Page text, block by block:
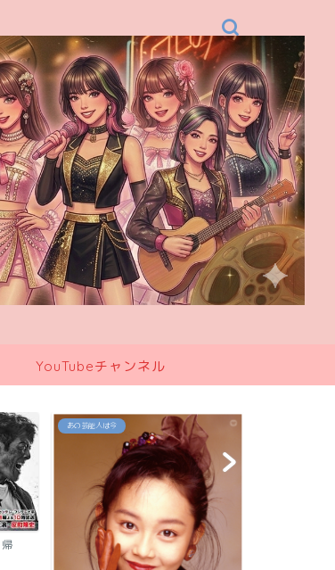
YouTubeチャンネル
あの芸能人は今